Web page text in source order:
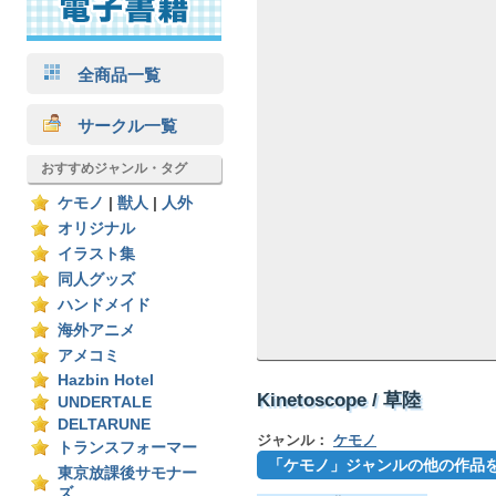
全商品一覧
サークル一覧
おすすめジャンル・タグ
ケモノ 獣人
人外
オリジナル
イラスト集
同人グッズ
ハンドメイド
海外アニメ
アメコミ
Hazbin Hotel
UNDERTALE
DELTARUNE
トランスフォーマー
東京放課後サモナー
Kinetoscope / 草陸
ジャンル： ケモノ
「ケモノ」ジャンルの他の作品